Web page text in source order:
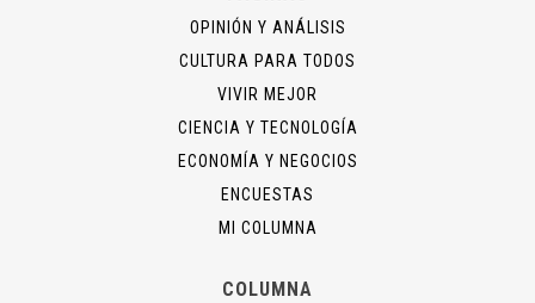
OPINIÓN Y ANÁLISIS
CULTURA PARA TODOS
VIVIR MEJOR
CIENCIA Y TECNOLOGÍA
ECONOMÍA Y NEGOCIOS
ENCUESTAS
MI COLUMNA
COLUMNA